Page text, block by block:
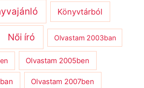
Könyvtárból
Női író Olvastam 2003ban
Olvastam 2005ben
Olvastam 2007ben